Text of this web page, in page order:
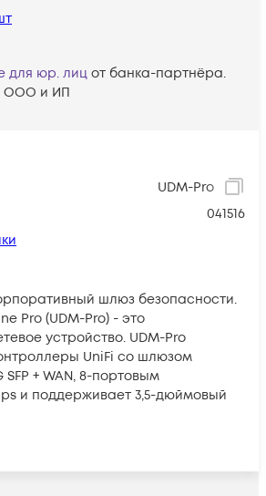
UDM-Pro
041516
шлюз безопасности.
Pro (UDM-Pro) - это
устройство. UDM-Pro
UniFi со шлюзом
SFP + WAN, 8-портовым
и поддерживает 3,5-дюймовый
для юр. лиц от банка-партнёра.
ООО и ИП